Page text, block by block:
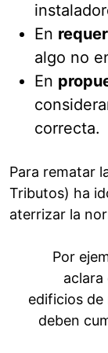
En
algo no
En
correcta.
Para rematar
Tributos) ha
aterrizar la
Por
aclara
edificios de
deben